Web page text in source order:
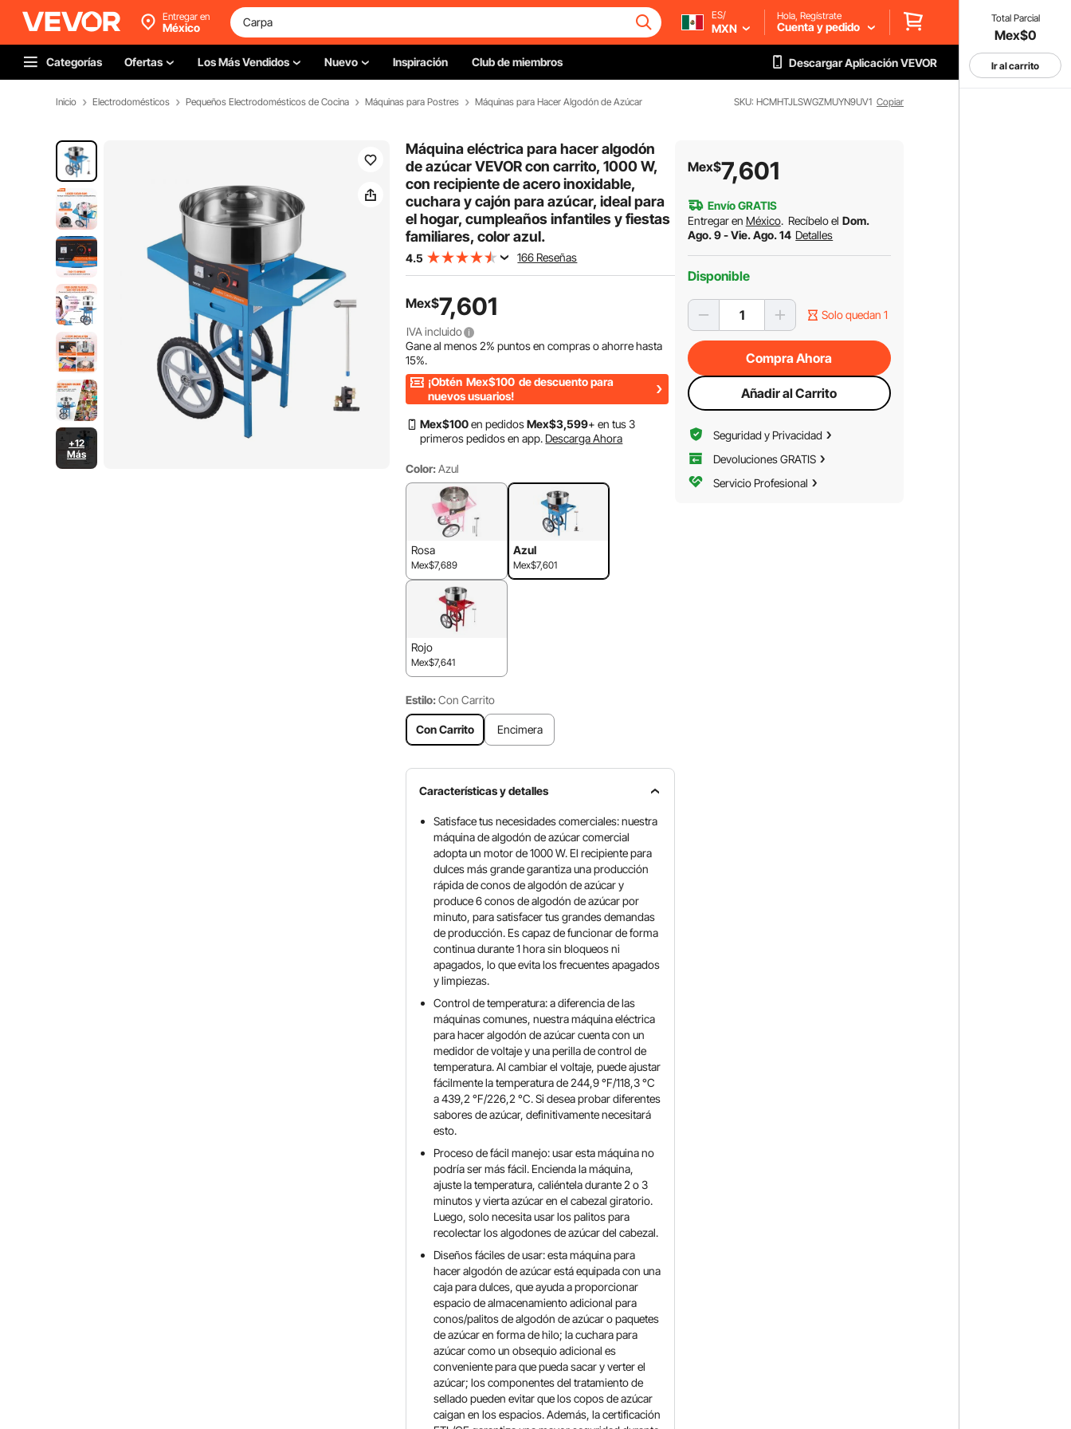
Total Parcial
Mex$0
Ir al carrito
Entregar en
México
ES/
MXN
Hola, Regístrate
Cuenta y pedido
Categorías Ofertas Los Más Vendidos Nuevo Inspiración Club de miembros Descargar Aplicación VEVOR
Inicio Electrodomésticos Pequeños Electrodomésticos de Cocina Máquinas para Postres Máquinas para Hacer Algodón de Azúcar SKU: HCMHTJLSWGZMUYN9UV1 Copiar
+12
Más
Máquina eléctrica para hacer algodón
de azúcar VEVOR con carrito, 1000 W,
con recipiente de acero inoxidable,
cuchara y cajón para azúcar, ideal para
el hogar, cumpleaños infantiles y fiestas
familiares, color azul.
4.5 166 Reseñas
Mex$7,601
IVA incluido
Gane al menos2% puntos en compras o ahorre hasta
15%.
¡Obtén Mex$100 de descuento para
nuevos usuarios!
Mex$100en pedidosMex$3,599+ en tus 3
primeros pedidos en app. Descarga Ahora
Color: Azul
Rosa
Mex$7,689
Azul
Mex$7,601
Rojo
Mex$7,641
Estilo: Con Carrito
Con Carrito Encimera
Características y detalles
Satisface tus necesidades comerciales: nuestra
máquina de algodón de azúcar comercial
adopta un motor de 1000 W. El recipiente para
dulces más grande garantiza una producción
rápida de conos de algodón de azúcar y
produce 6 conos de algodón de azúcar por
minuto, para satisfacer tus grandes demandas
de producción. Es capaz de funcionar de forma
continua durante 1 hora sin bloqueos ni
apagados, lo que evita los frecuentes apagados
y limpiezas.
Control de temperatura: a diferencia de las
máquinas comunes, nuestra máquina eléctrica
para hacer algodón de azúcar cuenta con un
medidor de voltaje y una perilla de control de
temperatura. Al cambiar el voltaje, puede ajustar
fácilmente la temperatura de 244,9 °F/118,3 °C
a 439,2 °F/226,2 °C. Si desea probar diferentes
sabores de azúcar, definitivamente necesitará
esto.
Proceso de fácil manejo: usar esta máquina no
podría ser más fácil. Encienda la máquina,
ajuste la temperatura, caliéntela durante 2 o 3
minutos y vierta azúcar en el cabezal giratorio.
Luego, solo necesita usar los palitos para
recolectar los algodones de azúcar del cabezal.
Diseños fáciles de usar: esta máquina para
hacer algodón de azúcar está equipada con una
caja para dulces, que ayuda a proporcionar
espacio de almacenamiento adicional para
conos/palitos de algodón de azúcar o paquetes
de azúcar en forma de hilo; la cuchara para
azúcar como un obsequio adicional es
conveniente para que pueda sacar y verter el
azúcar; los componentes del tratamiento de
sellado pueden evitar que los copos de azúcar
caigan en los espacios. Además, la certificación
Mex$7,601
Envío GRATIS
Entregar en México. Recíbelo el Dom.
Ago. 9 - Vie. Ago. 14 Detalles
Disponible
Solo quedan 1
Compra Ahora
Añadir al Carrito
Seguridad y Privacidad
Devoluciones GRATIS
Servicio Profesional